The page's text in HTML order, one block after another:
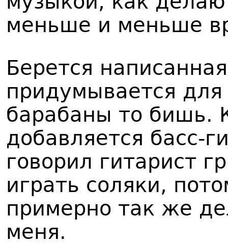
меньше и меньше
Берется
придумывается
барабаны то бишь.
добавляется басс-
говорил гитарист
играть соляки,
примерно так же
меня.